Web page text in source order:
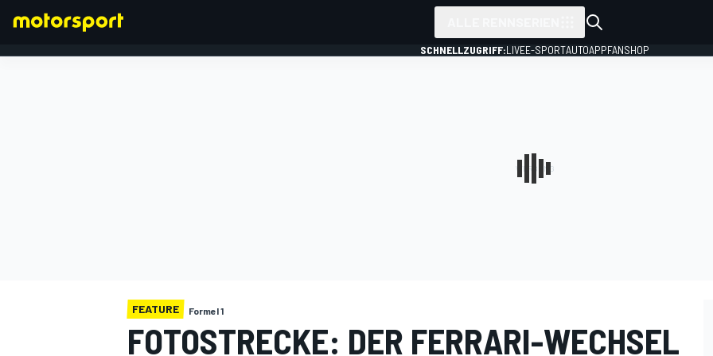
SCHNELLZUGRIFF:LIVEE-SPORTAUTOAPPFANSHOP
FEATURE Formel 1
FOTOSTRECKE: DER FERRARI-WECHSEL